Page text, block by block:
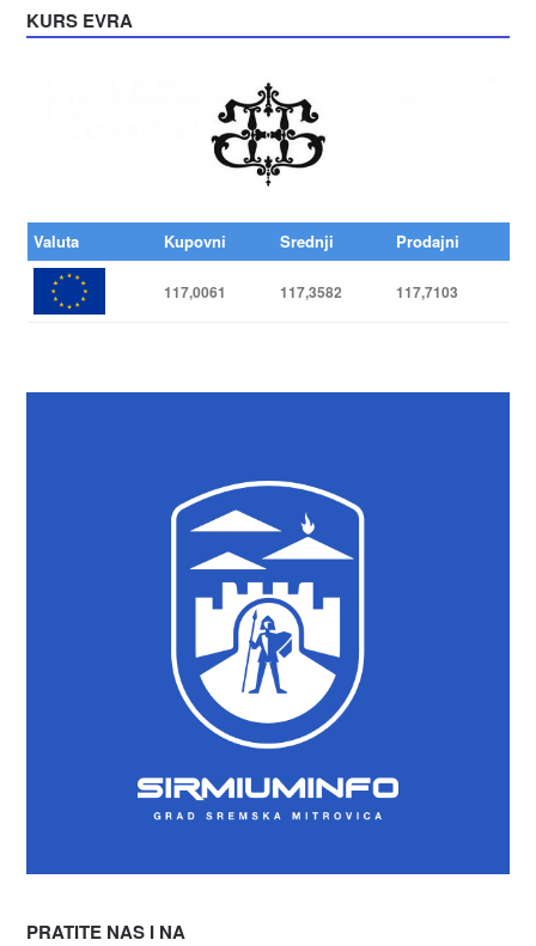
KURS EVRA
Valuta Kupovni Srednji Prodajni
117,0061 117,3582 117,7103
PRATITE NAS I NA